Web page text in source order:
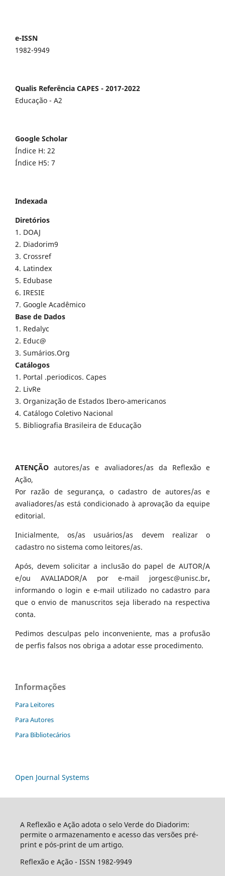
e-ISSN
1982-9949
Qualis Referência CAPES - 2017-2022
Educação - A2
Google Scholar
Índice H: 22
Índice H5: 7
Indexada
Diretórios
1. DOAJ
2. Diadorim9
3. Crossref
4. Latindex
5. Edubase
6. IRESIE
7. Google Acadêmico
Base de Dados
1. Redalyc
2. Educ@
3. Sumários.Org
Catálogos
1. Portal .periodicos. Capes
2. LivRe
3. Organização de Estados Ibero-americanos
4. Catálogo Coletivo Nacional
5. Bibliografia Brasileira de Educação
ATENÇÃO autores/as e avaliadores/as da Reflexão e
Ação,
Por razão de segurança, o cadastro de autores/as e
avaliadores/as está condicionado à aprovação da equipe
editorial.
Inicialmente, os/as usuários/as devem realizar o
cadastro no sistema como leitores/as.
Após, devem solicitar a inclusão do papel de AUTOR/A
e/ou AVALIADOR/A por e-mail jorgesc@unisc.br,
informando o login e e-mail utilizado no cadastro para
que o envio de manuscritos seja liberado na respectiva
conta.
Pedimos desculpas pelo inconveniente, mas a profusão
de perfis falsos nos obriga a adotar esse procedimento.
Informações
Para Leitores
Para Autores
Para Bibliotecários
Open Journal Systems
A Reflexão e Ação adota o selo Verde do Diadorim:
permite o armazenamento e acesso das versões pré-
print e pós-print de um artigo.
Reflexão e Ação - ISSN 1982-9949